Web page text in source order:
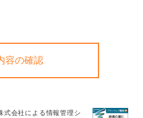
式会社 による情報管理シ